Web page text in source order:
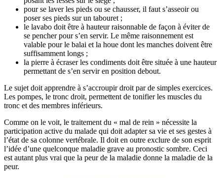
pour se laver les pieds ou se chausser, il faut s’asseoir ou
poser ses pieds sur un tabouret ;
le lavabo doit être à hauteur raisonnable de façon à éviter de
se pencher pour s’en servir. Le même raisonnement est
valable pour le balai et la houe dont les manches doivent être
suffisamment longs ;
la pierre à écraser les condiments doit être située à une hauteur
permettant de s’en servir en position debout.
Le sujet doit apprendre à s’accroupir droit par de simples exercices.
Les pompes, le tronc droit, permettent de tonifier les muscles du
tronc et des membres inférieurs.
Comme on le voit, le traitement du « mal de rein » nécessite la
participation active du malade qui doit adapter sa vie et ses gestes à
l’état de sa colonne vertébrale. Il doit en outre exclure de son esprit
l’idée d’une quelconque maladie grave au pronostic sombre. Ceci
est autant plus vrai que la peur de la maladie donne la maladie de la
peur.